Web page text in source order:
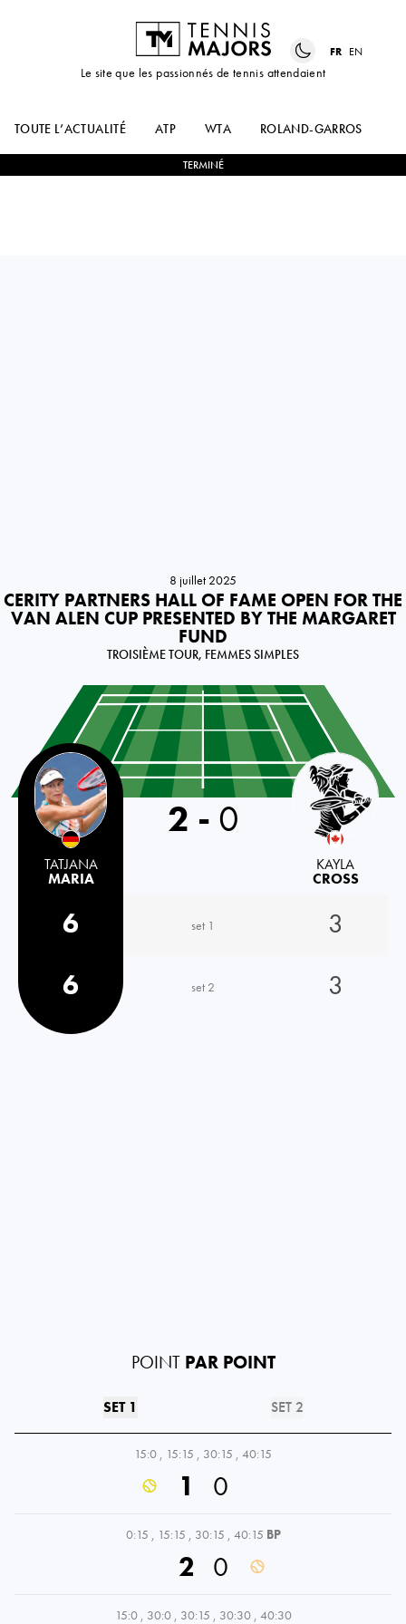
Le site que les passionnés de tennis attendaient
FR EN
TOUTE L’ACTUALITÉ ATP WTA ROLAND-GARROS
TERMINÉ
8 juillet 2025
CERITY PARTNERS HALL OF FAME OPEN FOR THE
VAN ALEN CUP PRESENTED BY THE MARGARET
FUND
TROISIÈME TOUR, FEMMES SIMPLES
Germany
TATJANA
MARIA
2 - 0
KAYLA
CROSS
6 set 1
3
6
set 2 3
POINT PAR POINT
SET 1 SET 2
15:0 , 15:15 , 30:15 , 40:15
1 0
0:15 , 15:15 , 30:15 , 40:15 BP
2 0
15:0 , 30:0 , 30:15 , 30:30 , 40:30